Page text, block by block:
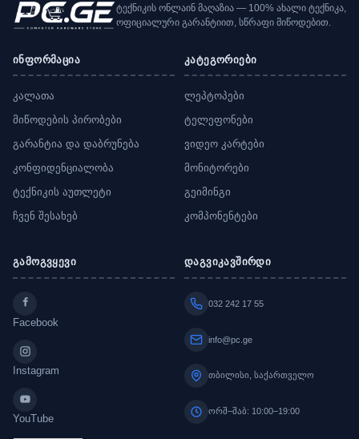
ტექნიკის ონლაინ მაღაზია — 100% ახალი ტექნიკა,
ოფიციალური გარანტიით, სწრაფი მიწოდებით.
ინფორმაცია
კალათა
მიწოდების პირობები
გარანტია და დაბრუნება
კონფიდენციალობა
ტექნიკის აუთლეტი
ჩვენ შესახებ
კატეგორიები
ლეპტოპები
ტელეფონები
ვიდეო კარტები
მონიტორები
გეიმინგი
კომპონენტები
გამოგვყევი
Facebook
Instagram
YouTube
დაგვიკავშირდი
032 242 17 55
info@pc.ge
თბილისი, საქართველო
ორშ–შაბ: 10:00–19:00